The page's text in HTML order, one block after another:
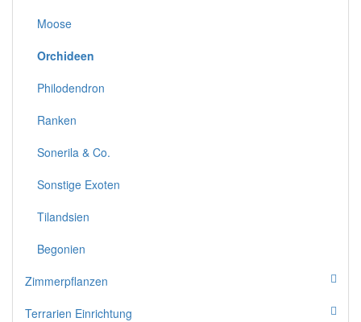
Moose
Orchideen
Philodendron
Ranken
Sonerila & Co.
Sonstige Exoten
Tilandsien
Begonien
Zimmerpflanzen
Terrarien Einrichtung